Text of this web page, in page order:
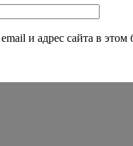
и адрес сайта в